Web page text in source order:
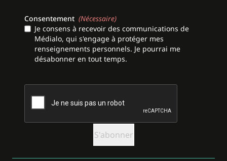
Consentement (Nécessaire)
Je consens à recevoir des communications de
Médialo, qui s'engage à protéger mes
renseignements personnels. Je pourrai me
désabonner en tout temps.
CAPTCHA